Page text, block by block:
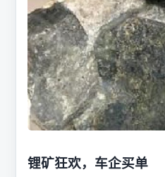
锂矿狂欢，车企买单